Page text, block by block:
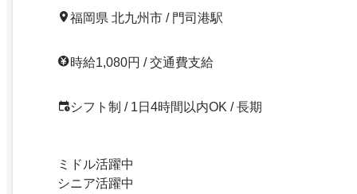
福岡県 北九州市 / 門司港駅
時給1,080円 / 交通費支給
シフト制 / 1日4時間以内OK / 長期
ミドル活躍中
シニア活躍中